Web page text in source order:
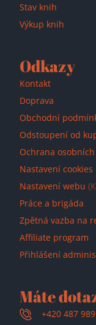
Stav knih
Výkup knih
Odkazy
Kontakt
Doprava
Obchodní
Odstoupení od
Ochrana
Nastavení cookies
Nastavení webu
Práce a brigáda
Zpětná vazba na
Affiliate program
Přihlášení
Máte
+420 487